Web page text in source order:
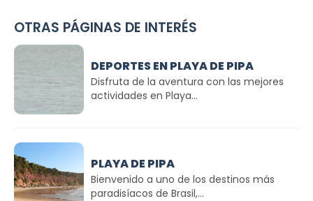
OTRAS PÁGINAS DE INTERÉS
DEPORTES EN PLAYA DE PIPA
Disfruta de la aventura con las mejores
actividades en Playa...
PLAYA DE PIPA
Bienvenido a uno de los destinos más
paradisíacos de Brasil,...